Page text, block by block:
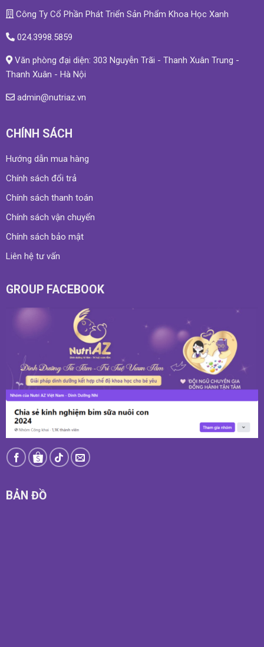
Công Ty Cổ Phần Phát Triển Sản Phẩm Khoa Học Xanh
024.3998.5859
Văn phòng đại diện: 303 Nguyễn Trãi - Thanh Xuân Trung -
Thanh Xuân - Hà Nội
admin@nutriaz.vn
CHÍNH SÁCH
Hướng dẫn mua hàng
Chính sách đổi trả
Chính sách thanh toán
Chính sách vận chuyển
Chính sách bảo mật
Liên hệ tư vấn
GROUP FACEBOOK
BẢN ĐỒ